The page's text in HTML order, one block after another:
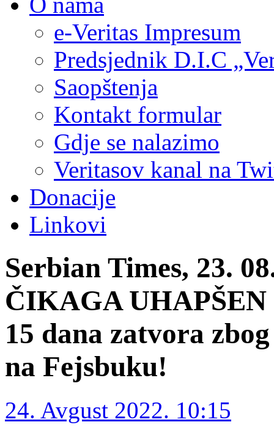
e-Veritas Impresum
Predsjednik D.I.C
Saopštenja
Kontakt formular
Gdje se nalazimo
Veritasov kanal na
Donacije
Linkovi
Serbian Times, 23.
ČIKAGA
15 dana zatvora
na Fejsbuku!
24. Avgust 2022. 10:15